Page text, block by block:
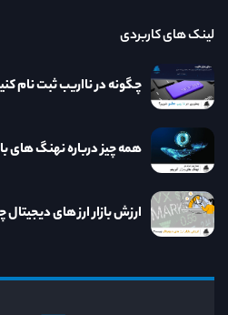
لینک های کاربردی
چگونه در نااریب ثبت نام
همه چیز درباره نهنگ های
ارزش بازار ارز های